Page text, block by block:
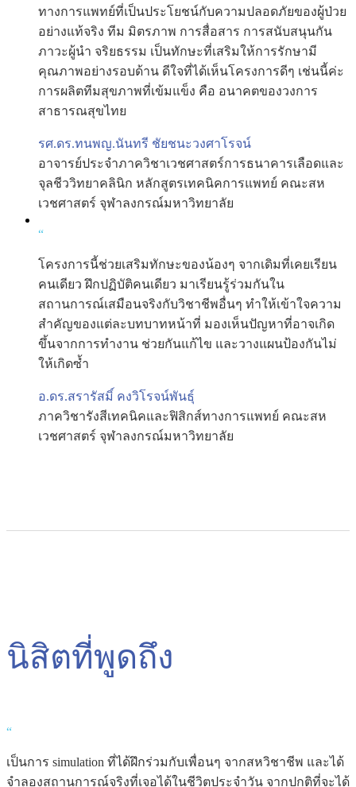
ทางการแพทย์ที่เป็นประโยชน์กับความปลอดภัยของผู้ป่วย
อย่างแท้จริง ทีม มิตรภาพ การสื่อสาร การสนับสนุนกัน
ภาวะผู้นำ จริยธรรม เป็นทักษะที่เสริมให้การรักษามี
คุณภาพอย่างรอบด้าน ดีใจที่ได้เห็นโครงการดีๆ เช่นนี้ค่ะ
การผลิตทีมสุขภาพที่เข้มแข็ง คือ อนาคตของวงการ
สาธารณสุขไทย
รศ.ดร.ทนพญ.นันทรี ชัยชนะวงศาโรจน์
อาจารย์ประจำภาควิชาเวชศาสตร์การธนาคารเลือดและ
จุลชีววิทยาคลินิก หลักสูตรเทคนิคการแพทย์ คณะสห
เวชศาสตร์ จุฬาลงกรณ์มหาวิทยาลัย
“
โครงการนี้ช่วยเสริมทักษะของน้องๆ จากเดิมที่เคยเรียน
คนเดียว ฝึกปฏิบัติคนเดียว มาเรียนรู้ร่วมกันใน
สถานการณ์เสมือนจริงกับวิชาชีพอื่นๆ ทำให้เข้าใจความ
สำคัญของแต่ละบทบาทหน้าที่ มองเห็นปัญหาที่อาจเกิด
ขึ้นจากการทำงาน ช่วยกันแก้ไข และวางแผนป้องกันไม่
ให้เกิดซ้ำ
อ.ดร.สรารัสมิ์ คงวิโรจน์พันธุ์
ภาควิชารังสีเทคนิคและฟิสิกส์ทางการแพทย์ คณะสห
เวชศาสตร์ จุฬาลงกรณ์มหาวิทยาลัย
นิสิตที่พูดถึง
“
เป็นการ simulation ที่ได้ฝึกร่วมกับเพื่อนๆ จากสหวิชาชีพ และได้
จำลองสถานการณ์จริงที่เจอได้ในชีวิตประจำวัน จากปกติที่จะได้